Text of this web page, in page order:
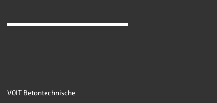
VOIT Betontechnische